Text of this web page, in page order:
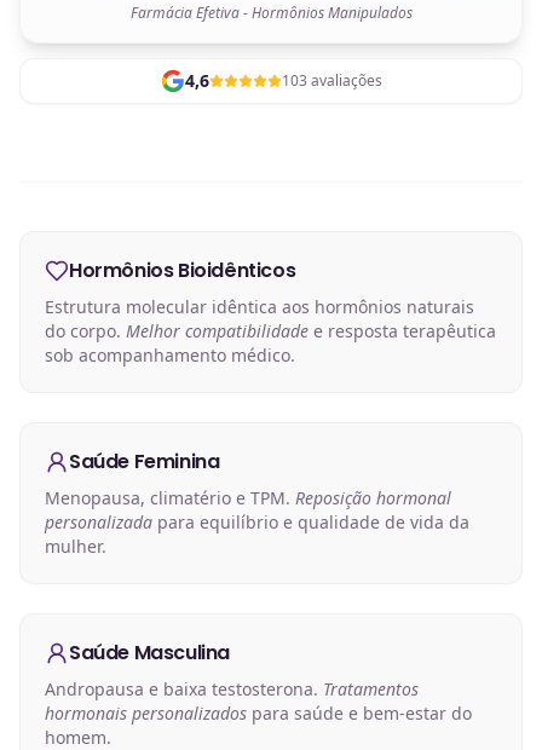
Farmácia Efetiva - Hormônios Manipulados
4,6 103 avaliações
Hormônios Bioidênticos
Estrutura molecular idêntica aos hormônios naturais
do corpo. Melhor compatibilidade e resposta terapêutica
sob acompanhamento médico.
Saúde Feminina
Menopausa, climatério e TPM. Reposição hormonal
personalizada para equilíbrio e qualidade de vida da
mulher.
Saúde Masculina
Andropausa e baixa testosterona. Tratamentos
hormonais personalizados para saúde e bem-estar do
homem.